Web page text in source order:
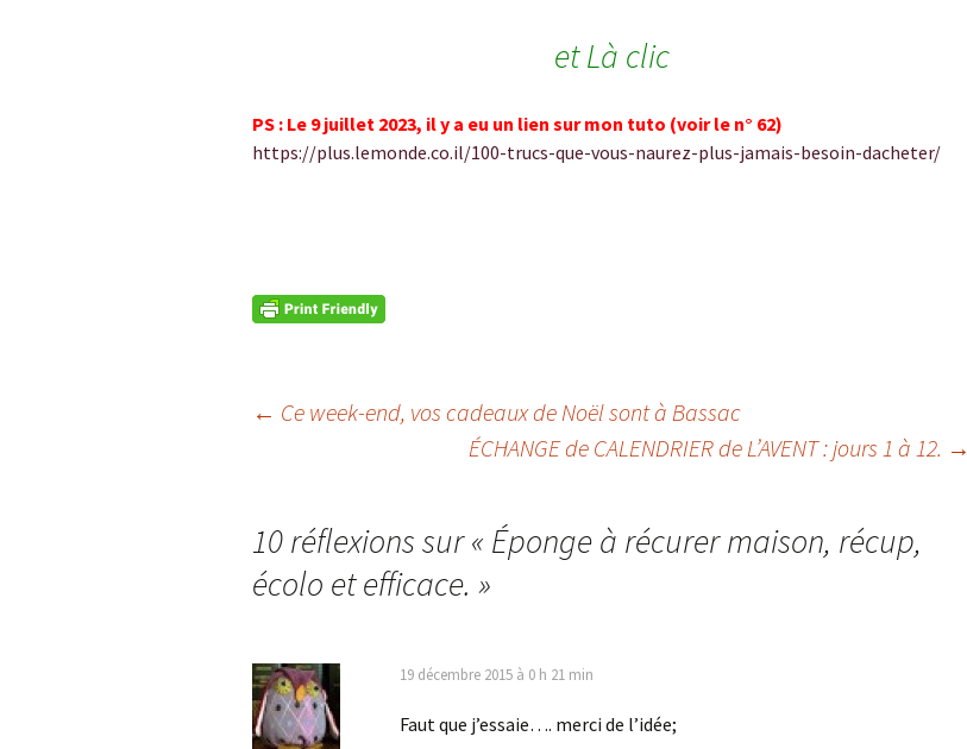
et Là clic
PS : Le 9 juillet 2023, il y a eu un lien sur mon tuto (voir le n° 62)
https://plus.lemonde.co.il/100-trucs-que-vous-naurez-plus-jamais-besoin-dacheter/
← Ce week-end, vos cadeaux de Noël sont à Bassac
ÉCHANGE de CALENDRIER de L’AVENT : jours 1 à 12. →
10 réflexions sur « Éponge à récurer maison, récup,
écolo et efficace. »
19 décembre 2015 à 0 h 21 min
Faut que j’essaie…. merci de l’idée;